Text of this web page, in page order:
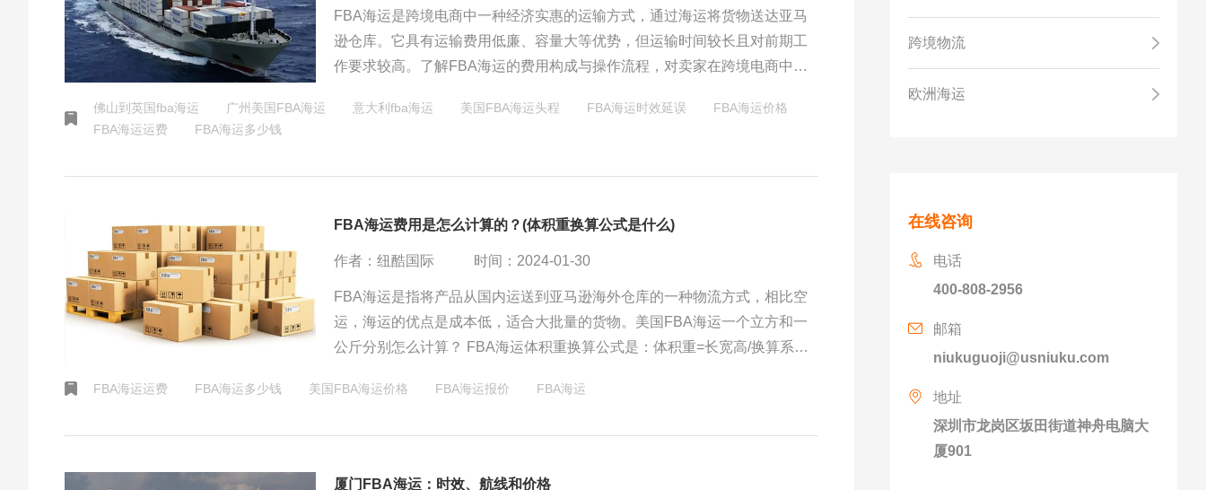
FBA海运是跨境电商中一种经济实惠的运输方式，通过海运将货物送达亚马
逊仓库。它具有运输费用低廉、容量大等优势，但运输时间较长且对前期工
作要求较高。了解FBA海运的费用构成与操作流程，对卖家在跨境电商中取
佛山到英国fba海运 广州美国FBA海运 意大利fba海运 美国FBA海运头程 FBA海运时效延误
FBA海运价格
FBA海运运费
FBA海运多少钱
FBA海运费用是怎么计算的？(体积重换算公式是什么)
作者：纽酷国际 时间：2024-01-30
FBA海运是指将产品从国内运送到亚马逊海外仓库的一种物流方式，相比空
运，海运的优点是成本低，适合大批量的货物。美国FBA海运一个立方和一
公斤分别怎么计算？ FBA海运体积重换算公式是：体积重=长宽高/换算系
FBA海运运费 FBA海运多少钱 美国FBA海运价格 FBA海运报价 ​FBA海运
厦门FBA海运：时效、航线和价格
跨境物流
欧洲海运
在线咨询
电话
400-808-2956
邮箱
niukuguoji@usniuku.com
地址
深圳市龙岗区坂田街道神舟电脑大
厦901